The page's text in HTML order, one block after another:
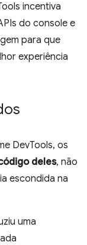
incentiva
do console e
para que
experiência
DevTools, os
deles, não
escondida na
uma